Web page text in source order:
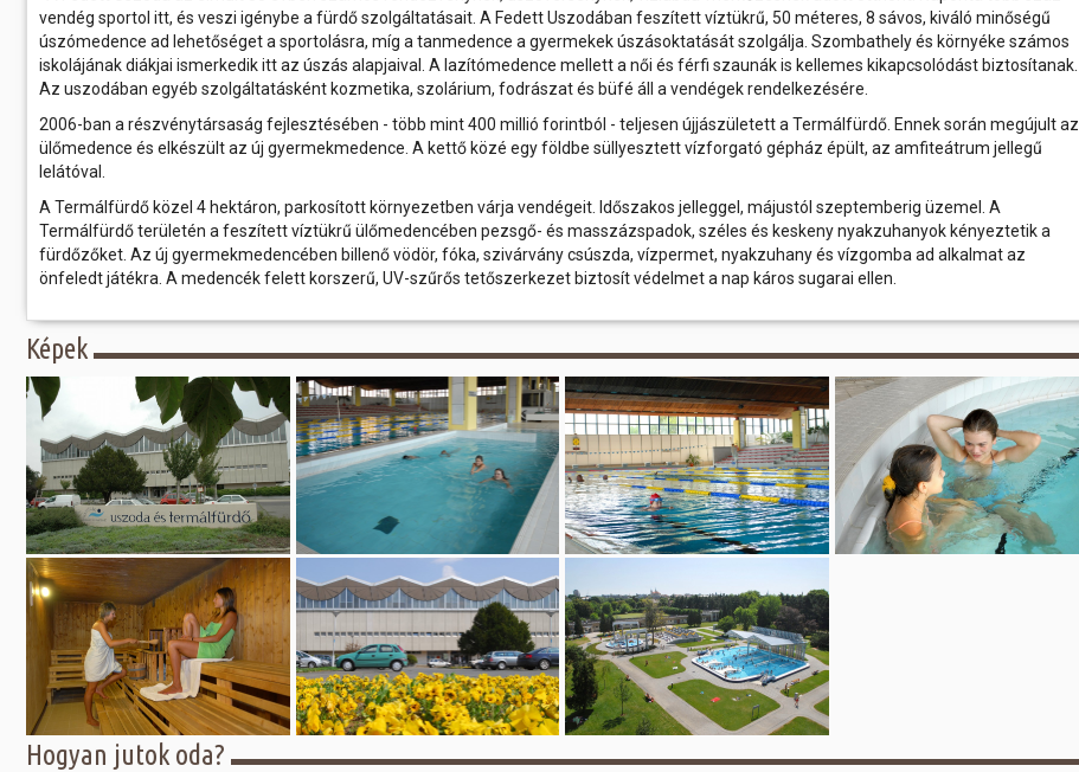
vendég sportol itt, és veszi igénybe a fürdő szolgáltatásait. A Fedett Uszodában feszített víztükrű, 50 méteres, 8 sávos, kiváló minőségű
úszómedence ad lehetőséget a sportolásra, míg a tanmedence a gyermekek úszásoktatását szolgálja. Szombathely és környéke számos
iskolájának diákjai ismerkedik itt az úszás alapjaival. A lazítómedence mellett a női és férfi szaunák is kellemes kikapcsolódást biztosítanak.
Az uszodában egyéb szolgáltatásként kozmetika, szolárium, fodrászat és büfé áll a vendégek rendelkezésére.
2006-ban a részvénytársaság fejlesztésében - több mint 400 millió forintból - teljesen újjászületett a Termálfürdő. Ennek során megújult az
ülőmedence és elkészült az új gyermekmedence. A kettő közé egy földbe süllyesztett vízforgató gépház épült, az amfiteátrum jellegű
lelátóval.
A Termálfürdő közel 4 hektáron, parkosított környezetben várja vendégeit. Időszakos jelleggel, májustól szeptemberig üzemel. A
Termálfürdő területén a feszített víztükrű ülőmedencében pezsgő- és masszázspadok, széles és keskeny nyakzuhanyok kényeztetik a
fürdőzőket. Az új gyermekmedencében billenő vödör, fóka, szivárvány csúszda, vízpermet, nyakzuhany és vízgomba ad alkalmat az
önfeledt játékra. A medencék felett korszerű, UV-szűrős tetőszerkezet biztosít védelmet a nap káros sugarai ellen.
Képek
Hogyan jutok oda?